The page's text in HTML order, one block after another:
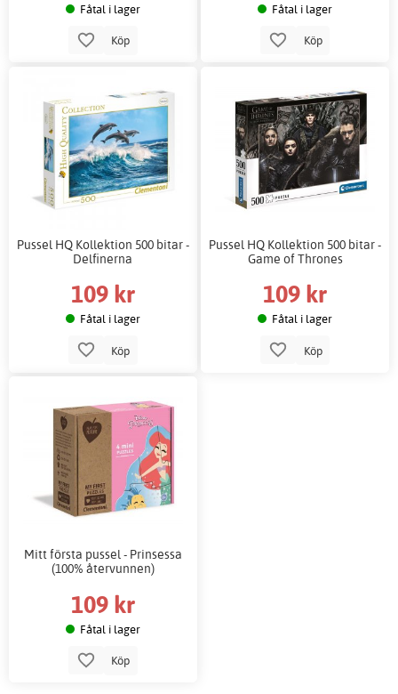
Fåtal i lager
Köp
Fåtal i lager
Köp
Pussel HQ Kollektion 500 bitar -
Delfinerna
109 kr
Fåtal i lager
Köp
Pussel HQ Kollektion 500 bitar -
Game of Thrones
109 kr
Fåtal i lager
Köp
Mitt första pussel - Prinsessa
(100% återvunnen)
109 kr
Fåtal i lager
Köp